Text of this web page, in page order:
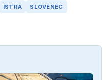
ISTRA SLOVENEC